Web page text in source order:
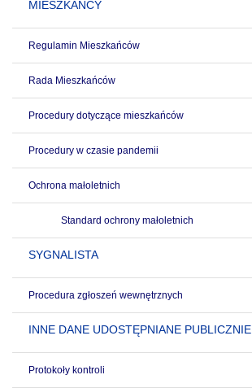
MIESZKAŃCY
Regulamin Mieszkańców
Rada Mieszkańców
Procedury dotyczące mieszkańców
Procedury w czasie pandemii
Ochrona małoletnich
Standard ochrony małoletnich
SYGNALISTA
Procedura zgłoszeń wewnętrznych
INNE DANE UDOSTĘPNIANE PUBLICZNIE
Protokoły kontroli